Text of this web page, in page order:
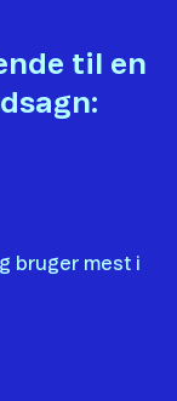
til en
bruger mest i